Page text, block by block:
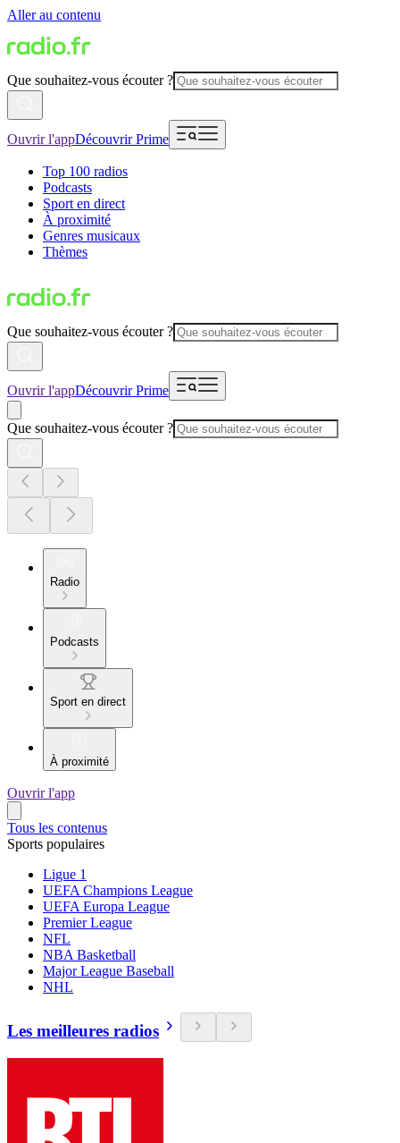
Aller au contenu
Que souhaitez-vous écouter ?
Ouvrir l'appDécouvrir Prime
Top 100 radios
Podcasts
Sport en direct
À proximité
Genres musicaux
Thèmes
Que souhaitez-vous écouter ?
Ouvrir l'appDécouvrir Prime
Que souhaitez-vous écouter ?
Radio
Podcasts
Sport en direct
À proximité
Ouvrir l'app
Tous les contenus
Sports populaires
Ligue 1
UEFA Champions League
UEFA Europa League
Premier League
NFL
NBA Basketball
Major League Baseball
NHL
Les meilleures radios